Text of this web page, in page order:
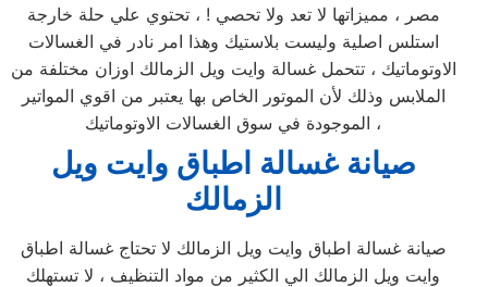
مصر ، مميزاتها لا تعد ولا تحصي ! ، تحتوي علي حلة خارجة
استلس اصلية وليست بلاستيك وهذا امر نادر في الغسالات
الاوتوماتيك ، تتحمل غسالة وايت ويل الزمالك اوزان مختلفة من
الملابس وذلك لأن الموتور الخاص بها يعتبر من اقوي المواتير
الموجودة في سوق الغسالات الاوتوماتيك ،
صيانة غسالة اطباق وايت ويل
الزمالك
صيانة غسالة اطباق وايت ويل الزمالك لا تحتاج غسالة اطباق
وايت ويل الزمالك الي الكثير من مواد التنظيف ، لا تستهلك